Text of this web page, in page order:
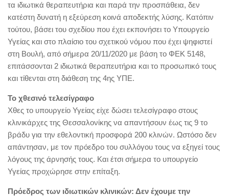
τα ιδιωτικά θεραπευτήρια και παρά την προσπάθεια, δεν
κατέστη δυνατή η εξεύρεση κοινά αποδεκτής λύσης. Κατόπιν
τούτου, βάσει του σχεδίου που έχει εκπονήσει το Υπουργείο
Υγείας και στο πλαίσιο του σχετικού νόμου που έχει ψηφιστεί
στη Βουλή, από σήμερα 20/11/2020 με βάση το ΦΕΚ 5148,
επιτάσσονται 2 ιδιωτικά θεραπευτήρια και το προσωπικό τους
και τίθενται στη διάθεση της 4ης ΥΠΕ.
Το χθεσινό τελεσίγραφο
Χθες το υπουργείο Υγείας είχε δώσει τελεσίγραφο στους
κλινικάρχες της Θεσσαλονίκης να απαντήσουν έως τις 9 το
βράδυ για την εθελοντική προσφορά 200 κλινών. Ωστόσο δεν
απάντησαν, με τον πρόεδρο του συλλόγου τους να εξηγεί τους
λόγους της άρνησής τους. Και έτσι σήμερα το υπουργείο
Υγείας προχώρησε στην επίταξη.
Πρόεδρος των ιδιωτικών κλινικών: Δεν έχουμε την